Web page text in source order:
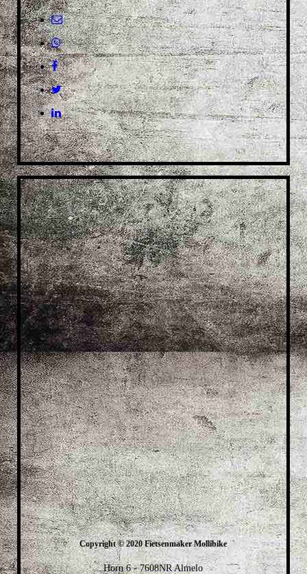
Copyright © 2020 Fietsenmaker Mollibike
Horn 6 - 7608NR Almelo